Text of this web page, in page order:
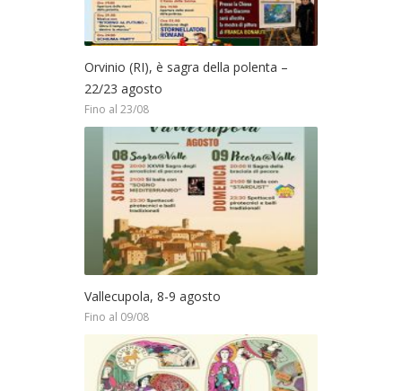
Orvinio (RI), è sagra della polenta –
22/23 agosto
Fino al 23/08
Vallecupola, 8-9 agosto
Fino al 09/08